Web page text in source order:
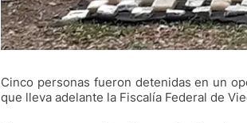
Cinco personas fueron detenidas en un
que lleva adelante la Fiscalía Federal de